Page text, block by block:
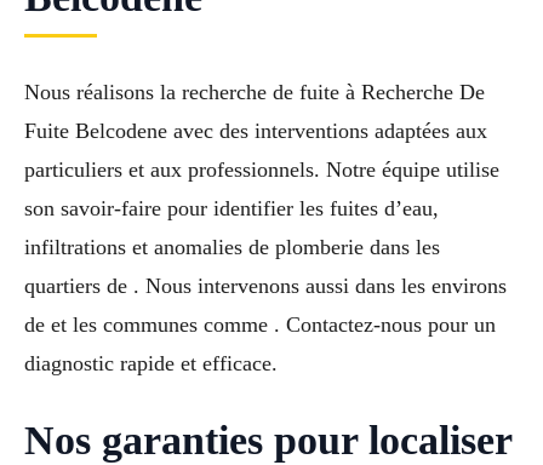
Nous réalisons la recherche de fuite à Recherche De
Fuite Belcodene avec des interventions adaptées aux
particuliers et aux professionnels. Notre équipe utilise
son savoir-faire pour identifier les fuites d’eau,
infiltrations et anomalies de plomberie dans les
quartiers de . Nous intervenons aussi dans les environs
de et les communes comme . Contactez-nous pour un
diagnostic rapide et efficace.
Nos garanties pour localiser